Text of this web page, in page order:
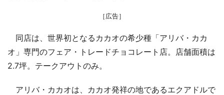
［広告］
同店は、世界初となるカカオの希少種「アリバ・カカ
オ」専門のフェア・トレードチョコレート店。店舗面積は
2.7坪。テークアウトのみ。
アリバ・カカオは、カカオ発祥の地であるエクアドルで